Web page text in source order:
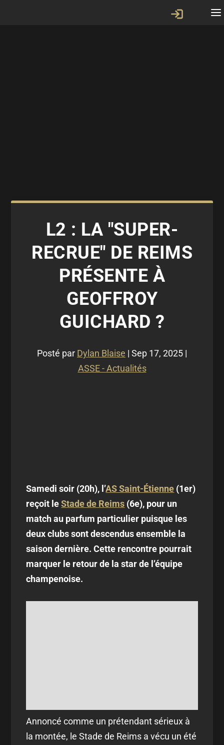
L2 : LA "SUPER-
RECRUE" DE REIMS
PRÉSENTE À
GEOFFROY
GUICHARD ?
Posté par Dylan Blaise | Sep 17, 2025 |
ASSE - Actualités
Samedi soir (20h), l’AS Saint-Étienne (1er)
reçoit leStade de Reims (6e), pour un
match au parfum particulier puisque les
deux clubs sont descendus ensemble la
saison dernière. Cette rencontre pourrait
marquer le retour de la star de l’équipe
champenoise.
Annoncé comme un prétendant sérieux à
la montée, le Stade de Reims a vécu un été